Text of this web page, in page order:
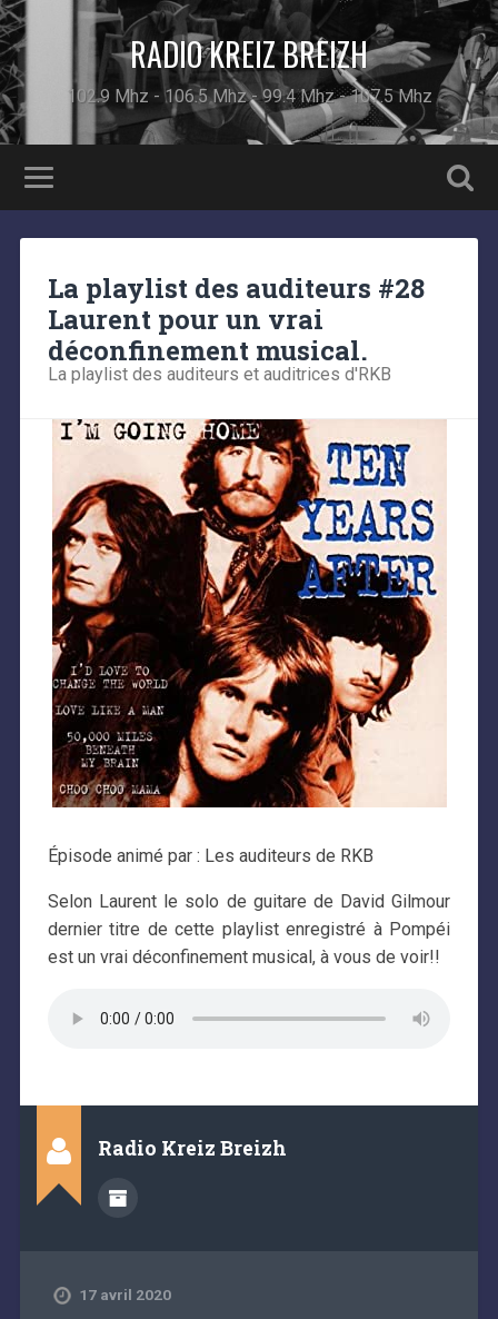
RADIO KREIZ BREIZH
102.9 Mhz - 106.5 Mhz - 99.4 Mhz - 107.5 Mhz
La playlist des auditeurs #28
Laurent pour un vrai
déconfinement musical.
La playlist des auditeurs et auditrices d'RKB
Épisode animé par : Les auditeurs de RKB
Selon Laurent le solo de guitare de David Gilmour
dernier titre de cette playlist enregistré à Pompéi
est un vrai déconfinement musical, à vous de voir!!
Radio Kreiz Breizh
17 avril 2020